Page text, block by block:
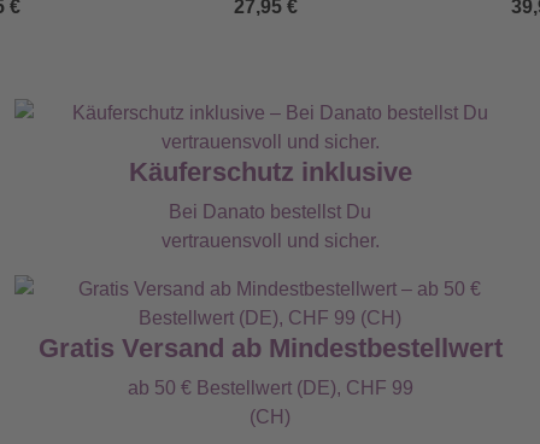
€
27,95 €
Käuferschutz inklusive
Bei Danato bestellst Du
vertrauensvoll und sicher.
Gratis Versand ab Mindestbestellwert
ab 50 € Bestellwert (DE), CHF 99
(CH)